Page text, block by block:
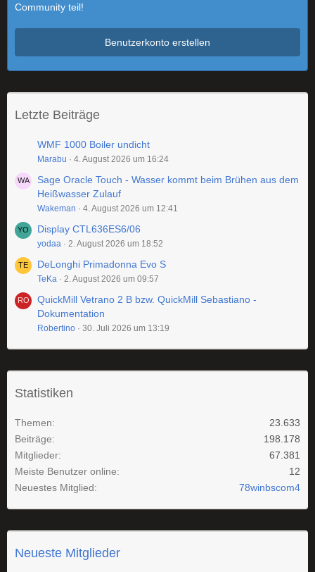
Community teil!
Benutzerkonto erstellen
Letzte Beiträge
WMF 1000 Boiler undicht
Marabu 4. August 2026 um 16:24
Sage Oracle Touch - Wasser kommt beim Brühen aus dem
Heißwasser Zulauf
Wakeman 4. August 2026 um 12:41
Display CTL636ES6/06
yodaa 2. August 2026 um 18:52
DeLonghi Primadonna Evo S
TeKa 2. August 2026 um 09:57
QuickMill Vetrano 2 B bzw. QuickMill Sebastiano -
Dokumentation
Robertino 30. Juli 2026 um 13:19
Statistiken
Themen
23.633
Beiträge
198.178
Mitglieder
67.381
Meiste Benutzer online
12
Neuestes Mitglied
78winbscom4
Neueste Mitglieder